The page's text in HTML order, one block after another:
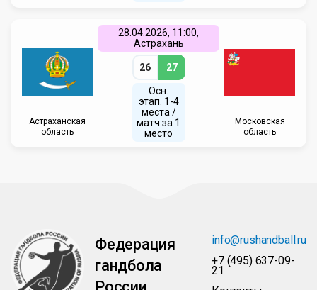
Астраханская
область
28.04.2026, 11:00,
Астрахань
26 27
Осн.
этап. 1-4
места /
матч за 1
место
Московская
область
Федерация
гандбола
info@rushandball.ru
+7 (495) 637-09-
21